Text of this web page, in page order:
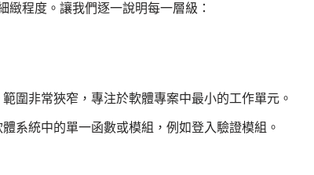
緻程度。讓我們逐一說明每一層級：
範圍非常狹窄，專注於軟體專案中最小的工作單元。
體系統中的單一函數或模組，例如登入驗證模組。